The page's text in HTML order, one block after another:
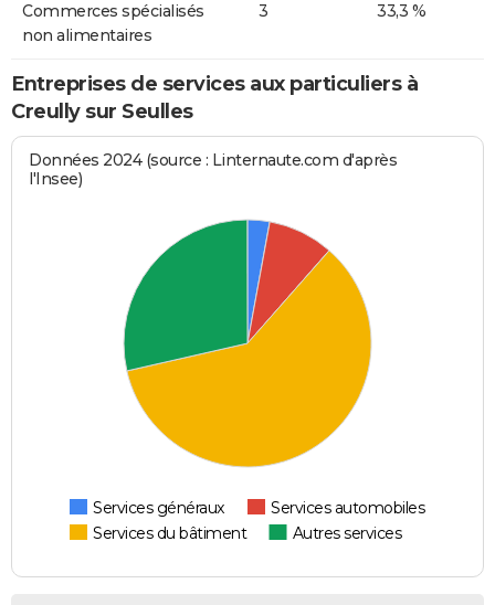
Commerces spécialisés
non alimentaires
3 33,3 %
Entreprises de services aux particuliers à
Creully sur Seulles
Données 2024 (source : Linternaute.com d'après
l'Insee)
Services généraux
Services automobiles
Services du bâtiment
Autres services